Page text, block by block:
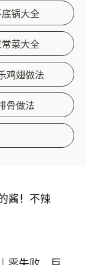
锅大全
常菜大全
鸡翅做法
骨做法
酱！不辣